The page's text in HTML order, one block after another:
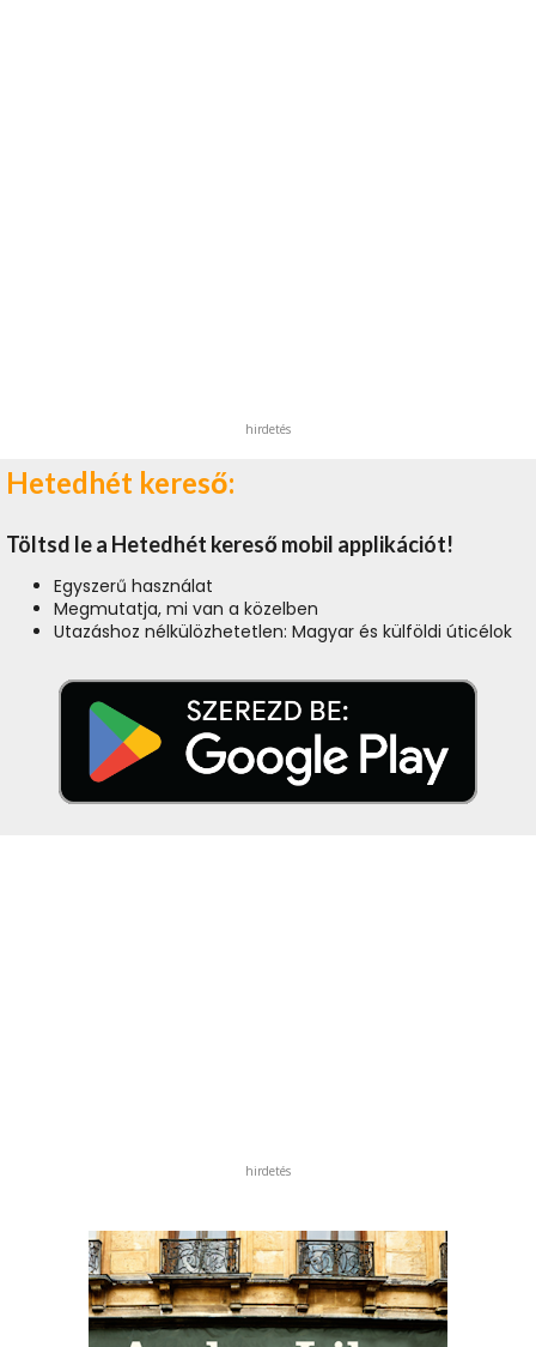
hirdetés
Hetedhét kereső:
Töltsd le a Hetedhét kereső mobil applikációt!
Egyszerű használat
Megmutatja, mi van a közelben
Utazáshoz nélkülözhetetlen: Magyar és külföldi úticélok
hirdetés